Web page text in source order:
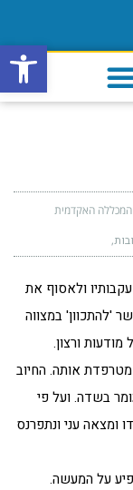
פתח
המכללה האקדמית
ולאסוף את
'להתכוון' במצווה
ורצון.
מטרפדת אותה. החיוב
בשדה. ועל פי
ומצאה עני ונתפרנס
על המעשה.